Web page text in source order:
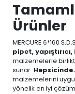
Ürünler
MERCURE 6*160
pipet,
malzemelerle
sunar.
malzemelerini
yönelik en iyi